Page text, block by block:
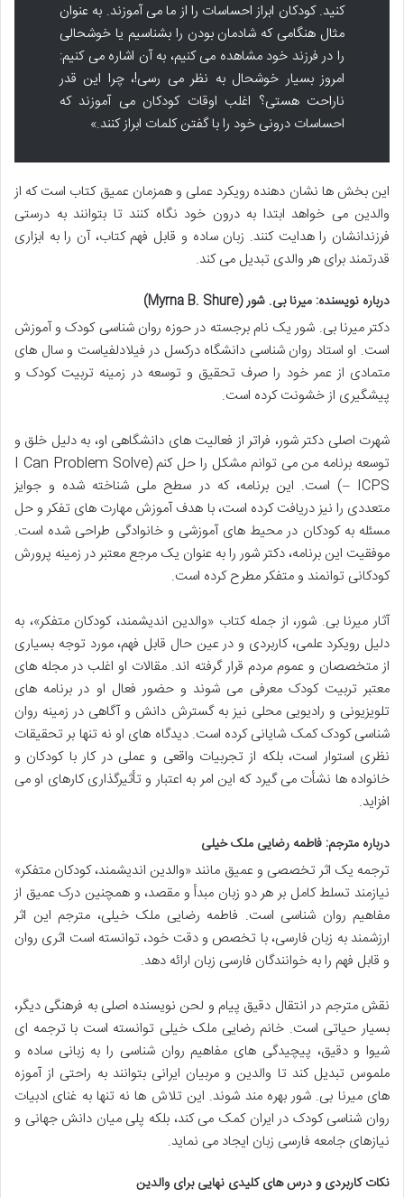
کنید. کودکان ابراز احساسات را از ما می آموزند. به عنوان
مثال هنگامی که شادمان بودن را بشناسیم یا خوشحالی
را در فرزند خود مشاهده می کنیم، به آن اشاره می کنیم:
امروز بسیار خوشحال به نظر می رسی!، چرا این قدر
ناراحت هستی؟ اغلب اوقات کودکان می آموزند که
احساسات درونی خود را با گفتن کلمات ابراز کنند.»
این بخش ها نشان دهنده رویکرد عملی و همزمان عمیق کتاب است که از
والدین می خواهد ابتدا به درون خود نگاه کنند تا بتوانند به درستی
فرزندانشان را هدایت کنند. زبان ساده و قابل فهم کتاب، آن را به ابزاری
قدرتمند برای هر والدی تبدیل می کند.
درباره نویسنده: میرنا بی. شور (Myrna B. Shure)
دکتر میرنا بی. شور یک نام برجسته در حوزه روان شناسی کودک و آموزش
است. او استاد روان شناسی دانشگاه درکسل در فیلادلفیاست و سال های
متمادی از عمر خود را صرف تحقیق و توسعه در زمینه تربیت کودک و
پیشگیری از خشونت کرده است.
شهرت اصلی دکتر شور، فراتر از فعالیت های دانشگاهی او، به دلیل خلق و
توسعه برنامه من می توانم مشکل را حل کنم (I Can Problem Solve
– ICPS) است. این برنامه، که در سطح ملی شناخته شده و جوایز
متعددی را نیز دریافت کرده است، با هدف آموزش مهارت های تفکر و حل
مسئله به کودکان در محیط های آموزشی و خانوادگی طراحی شده است.
موفقیت این برنامه، دکتر شور را به عنوان یک مرجع معتبر در زمینه پرورش
کودکانی توانمند و متفکر مطرح کرده است.
آثار میرنا بی. شور، از جمله کتاب «والدین اندیشمند، کودکان متفکر»، به
دلیل رویکرد علمی، کاربردی و در عین حال قابل فهم، مورد توجه بسیاری
از متخصصان و عموم مردم قرار گرفته اند. مقالات او اغلب در مجله های
معتبر تربیت کودک معرفی می شوند و حضور فعال او در برنامه های
تلویزیونی و رادیویی محلی نیز به گسترش دانش و آگاهی در زمینه روان
شناسی کودک کمک شایانی کرده است. دیدگاه های او نه تنها بر تحقیقات
نظری استوار است، بلکه از تجربیات واقعی و عملی در کار با کودکان و
خانواده ها نشأت می گیرد که این امر به اعتبار و تأثیرگذاری کارهای او می
افزاید.
درباره مترجم: فاطمه رضایی ملک خیلی
ترجمه یک اثر تخصصی و عمیق مانند «والدین اندیشمند، کودکان متفکر»
نیازمند تسلط کامل بر هر دو زبان مبدأ و مقصد، و همچنین درک عمیق از
مفاهیم روان شناسی است. فاطمه رضایی ملک خیلی، مترجم این اثر
ارزشمند به زبان فارسی، با تخصص و دقت خود، توانسته است اثری روان
و قابل فهم را به خوانندگان فارسی زبان ارائه دهد.
نقش مترجم در انتقال دقیق پیام و لحن نویسنده اصلی به فرهنگی دیگر،
بسیار حیاتی است. خانم رضایی ملک خیلی توانسته است با ترجمه ای
شیوا و دقیق، پیچیدگی های مفاهیم روان شناسی را به زبانی ساده و
ملموس تبدیل کند تا والدین و مربیان ایرانی بتوانند به راحتی از آموزه
های میرنا بی. شور بهره مند شوند. این تلاش ها نه تنها به غنای ادبیات
روان شناسی کودک در ایران کمک می کند، بلکه پلی میان دانش جهانی و
نیازهای جامعه فارسی زبان ایجاد می نماید.
نکات کاربردی و درس های کلیدی نهایی برای والدین